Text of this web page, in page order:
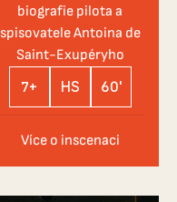
biografie pilota a
spisovatele Antoina de
Saint-Exupéryho
7+
HS 60'
Více o inscenaci